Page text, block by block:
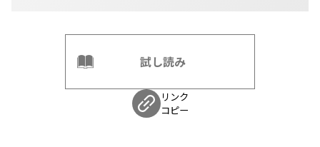
試し読み
リンク
コピー